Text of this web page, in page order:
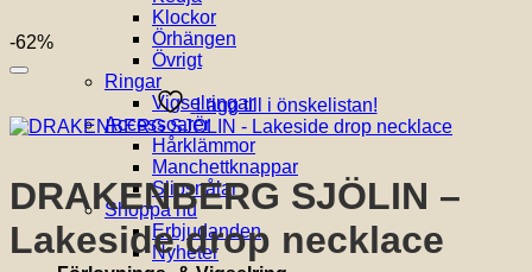
Klockor
Örhängen
Övrigt
Ringar
Vigselringar
Accessoarer
Hårklämmor
Manchettknappar
Slipsnålar
Shoppa nu
Erbjudanden
Nyheter
-62%
Lägg till i önskelistan!
DRAKENBERG SJÖLIN –
Lakeside drop necklace